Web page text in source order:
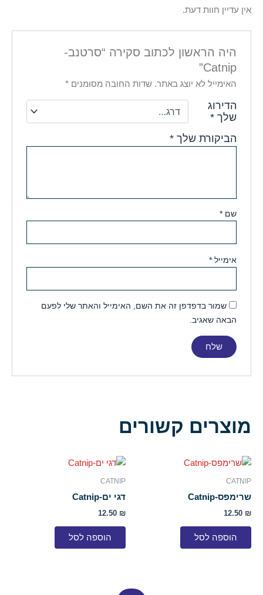
אין עדיין חוות דעת.
היה הראשון לכתוב סקירה “סרטנב-
Catnip”
האימייל לא יוצג באתר. שדות החובה מסומנים*
הדירוג
שלך*
הביקורת שלך*
שם*
אימייל*
שמור בדפדפן זה את השם, האימייל והאתר שלי לפעם
הבאה שאגיב.
מוצרים קשורים
CATNIP
שרימפס-Catnip
12.50 ₪
הוספה לסל
CATNIP
דגי ים-Catnip
12.50 ₪
הוספה לסל